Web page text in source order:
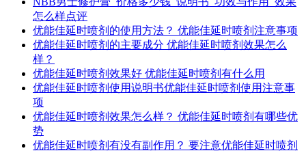
怎么样点评
优能佳延时喷剂的使用方法？ 优能佳延时喷剂注意事项
优能佳延时喷剂的主要成分 优能佳延时喷剂效果怎么
样？
优能佳延时喷剂效果好 优能佳延时喷剂有什么用
优能佳延时喷剂使用说明书优能佳延时喷剂使用注意事
项
优能佳延时喷剂效果怎么样？ 优能佳延时喷剂有哪些优
势
优能佳延时喷剂有没有副作用？ 要注意优能佳延时喷剂